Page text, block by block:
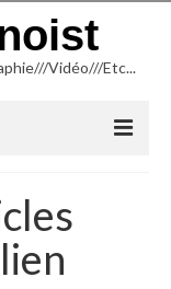
Vidéo///Etc...